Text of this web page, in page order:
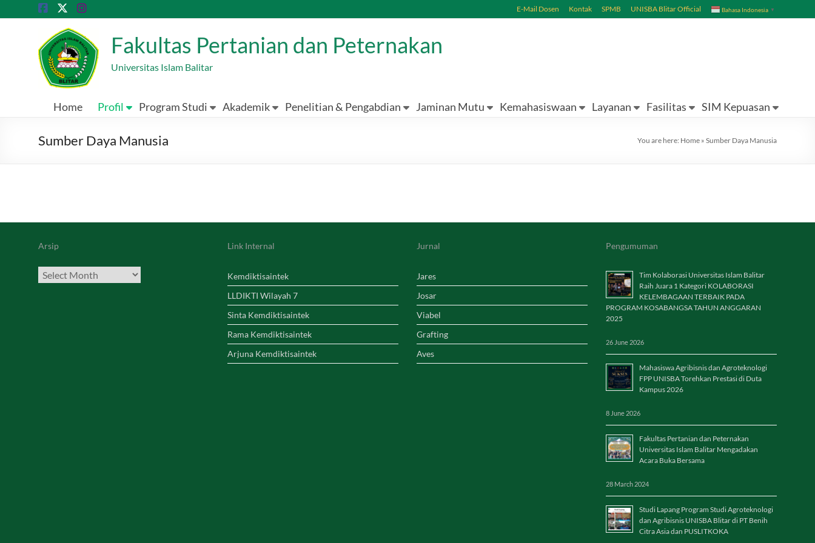
to
E-Mail Dosen Kontak SPMB UNISBA Blitar Official Bahasa Indonesia ▼
Fakultas Pertanian dan Peternakan
Universitas Islam Balitar
Home Profil Program Studi Akademik Penelitian & Pengabdian Jaminan Mutu Kemahasiswaan Layanan Fasilitas SIM Kepuasan
Sumber Daya Manusia You are here: Home » Sumber Daya Manusia
Arsip
Archives
Link Internal
Kemdiktisaintek
LLDIKTI Wilayah 7
Sinta Kemdiktisaintek
Rama Kemdiktisaintek
Arjuna Kemdiktisaintek
Jurnal
Jares
Josar
Viabel
Grafting
Aves
Pengumuman
Tim Kolaborasi Universitas Islam Balitar
Raih Juara 1 Kategori KOLABORASI
KELEMBAGAAN TERBAIK PADA
PROGRAM KOSABANGSA TAHUN ANGGARAN
2025
26 June 2026
Mahasiswa Agribisnis dan Agroteknologi
FPP UNISBA Torehkan Prestasi di Duta
Kampus 2026
8 June 2026
Fakultas Pertanian dan Peternakan
Universitas Islam Balitar Mengadakan
Acara Buka Bersama
28 March 2024
Studi Lapang Program Studi Agroteknologi
dan Agribisnis UNISBA Blitar di PT Benih
Citra Asia dan PUSLITKOKA